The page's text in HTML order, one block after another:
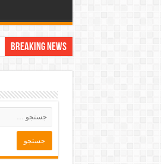
Breaking News